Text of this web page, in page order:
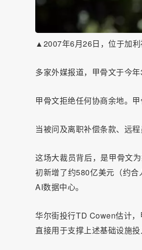
▲2007年6月26日，位于加利
多家外媒报道，甲骨文于今
甲骨文拒绝任何协商余地。
当被问及离职补偿条款、远
这场大裁员背后，是甲骨文
初新增了约580亿美元（约
AI数据中心。
华尔街投行TD Cowen估计
直接用于支撑上述基础设施投